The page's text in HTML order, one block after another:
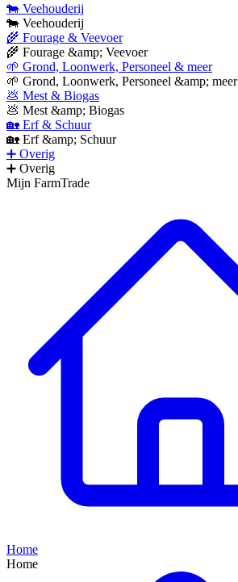
🐄 Veehouderij
🐄 Veehouderij
🌾 Fourage & Veevoer
🌾 Fourage &amp; Veevoer
🌱 Grond, Loonwerk, Personeel & meer
🌱 Grond, Loonwerk, Personeel &amp; meer
💩 Mest & Biogas
💩 Mest &amp; Biogas
🏡 Erf & Schuur
🏡 Erf &amp; Schuur
➕ Overig
➕ Overig
Mijn FarmTrade
Home
Home